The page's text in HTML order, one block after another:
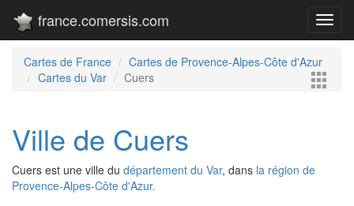
france.comersis.com
Cartes de France
Cartes de Provence-Alpes-Côte d'Azur
Cartes du Var
Cuers
Ville de Cuers
Cuers est une ville du département du Var, dans la région de
Provence-Alpes-Côte d'Azur.